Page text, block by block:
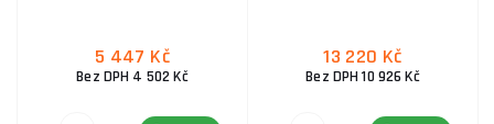
5 447 Kč
Bez DPH 4 502 Kč
13 220 Kč
Bez DPH 10 926 Kč